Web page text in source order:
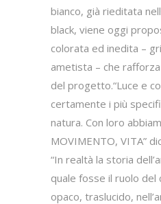
bianco, già rieditata
black, viene oggi
colorata ed inedita –
ametista – che
del progetto.“Luce e
certamente i più
natura. Con loro
MOVIMENTO, VITA”
“In realtà la storia
quale fosse il ruolo del
opaco, traslucido,